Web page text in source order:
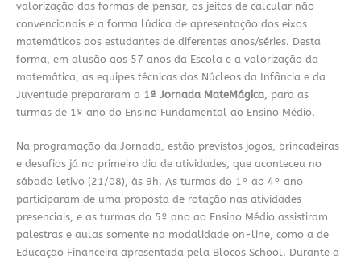
valorização das formas de pensar, os jeitos de calcular não
convencionais e a forma lúdica de apresentação dos eixos
matemáticos aos estudantes de diferentes anos/séries. Desta
forma, em alusão aos 57 anos da Escola e a valorização da
matemática, as equipes técnicas dos Núcleos da Infância e da
Juventude prepararam a 1ª Jornada MateMágica, para as
turmas de 1º ano do Ensino Fundamental ao Ensino Médio.
Na programação da Jornada, estão previstos jogos, brincadeiras
e desafios já no primeiro dia de atividades, que aconteceu no
sábado letivo (21/08), às 9h. As turmas do 1º ao 4º ano
participaram de uma proposta de rotação nas atividades
presenciais, e as turmas do 5º ano ao Ensino Médio assistiram
palestras e aulas somente na modalidade on-line, como a de
Educação Financeira apresentada pela Blocos School. Durante a